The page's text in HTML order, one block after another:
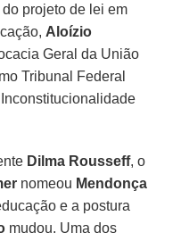
projeto de lei em
Aloízio
Geral da União
Tribunal Federal
Dilma Rousseff, o
nomeou Mendonça
e a postura
mudou. Uma dos